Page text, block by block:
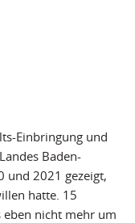
Einbringung und
Baden-
und 2021 gezeigt,
hatte. 15
eben nicht mehr um